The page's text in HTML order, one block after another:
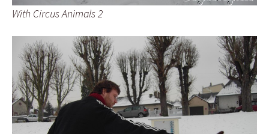
With Circus Animals 2